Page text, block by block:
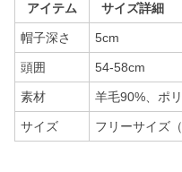
アイテム サイズ詳細
帽子深さ 5cm
頭囲 54-58cm
素材 羊毛90%、ポ
サイズ フリーサイズ